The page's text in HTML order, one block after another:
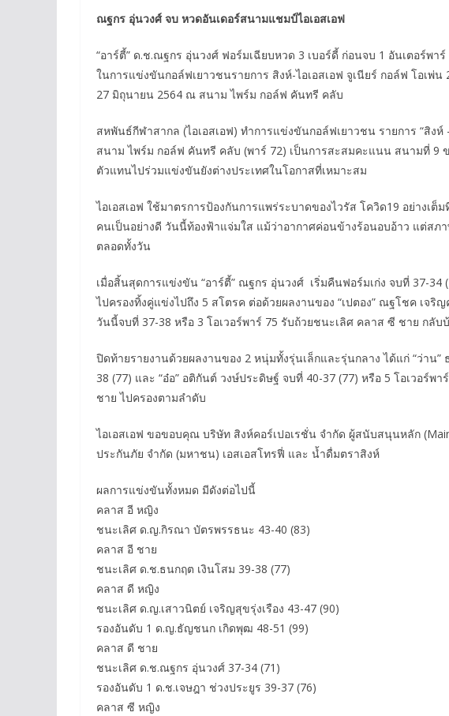
ณฐกร อุ่นวงศ์ จบ หวดอันเดอร์สนามแชมป์ไอเอสเอฟ
“อาร์ตี้” ด.ช.ณฐกร อุ่นวงศ์ ฟอร์มเฉียบหวด 3 เบอร์ดี้ ก่อนจบ 1 อันเตอร์พา
ในการแข่งขันกอล์ฟเยาวชนรายการ สิงห์-ไอเอสเอฟ จูเนียร์ กอล์ฟ โอเพ่
27 มิถุนายน 2564 ณ สนาม ไพร์ม กอล์ฟ คันทรี คลับ
สหพันธ์กีฬาสากล (ไอเอสเอฟ) ทำการแข่งขันกอล์ฟเยาวชน รายการ “สิงห์
สนาม ไพร์ม กอล์ฟ คันทรี คลับ (พาร์ 72) เป็นการสะสมคะแนน สนามที่ 9
ตัวแทนไปร่วมแข่งขันยังต่างประเทศในโอกาสที่เหมาะสม
ไอเอสเอฟ ใช้มาตรการป้องกันการแพร่ระบาดของไวรัส โควิด19 อย่างเ
คนเป็นอย่างดี วันนี้ท้องฟ้าแจ่มใส แม้ว่าอากาศค่อนข้างร้อนอบอ้าว แต่ส
ตลอดทั้งวัน
เมื่อสิ้นสุดการแข่งขัน “อาร์ตี้” ณฐกร อุ่นวงศ์ เริ่มคืนฟอร์มเก่ง จบที่ 37-
ไปครองทิ้งคู่แข่งไปถึง 5 สโตรค ต่อด้วยผลงานของ “เปตอง” ณฐโชค เจริ
วันนี้จบที่ 37-38 หรือ 3 โอเวอร์พาร์ 75 รับถ้วยชนะเลิศ คลาส ซี ชาย กลับ
ปิดท้ายรายงานด้วยผลงานของ 2 หนุ่มทั้งรุ่นเล็กและรุ่นกลาง ได้แก่ “ว่าน
38 (77) และ “อ๋อ” อติกันต์ วงษ์ประดิษฐ์ จบที่ 40-37 (77) หรือ 5 โอเวอร์
ชาย ไปครองตามลำดับ
ไอเอสเอฟ ขอขอบคุณ บริษัท สิงห์คอร์เปอเรชั่น จำกัด ผู้สนับสนุนหลัก
ประกันภัย จำกัด (มหาชน) เอสเอสโทรฟี่ และ น้ำดื่มตราสิงห์
ผลการแข่งขันทั้งหมด มีดังต่อไปนี้
คลาส อี หญิง
ชนะเลิศ ด.ญ.กิรณา บัตรพรรธนะ 43-40 (83)
คลาส อี ชาย
ชนะเลิศ ด.ช.ธนกฤต เงินโสม 39-38 (77)
คลาส ดี หญิง
ชนะเลิศ ด.ญ.เสาวนิตย์ เจริญสุขรุ่งเรือง 43-47 (90)
รองอันดับ 1 ด.ญ.ธัญชนก เกิดพุฒ 48-51 (99)
คลาส ดี ชาย
ชนะเลิศ ด.ช.ณฐกร อุ่นวงศ์ 37-34 (71)
รองอันดับ 1 ด.ช.เจษฎา ช่วงประยูร 39-37 (76)
คลาส ซี หญิง